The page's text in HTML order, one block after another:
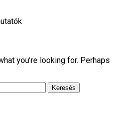
you’re looking for. Perhaps